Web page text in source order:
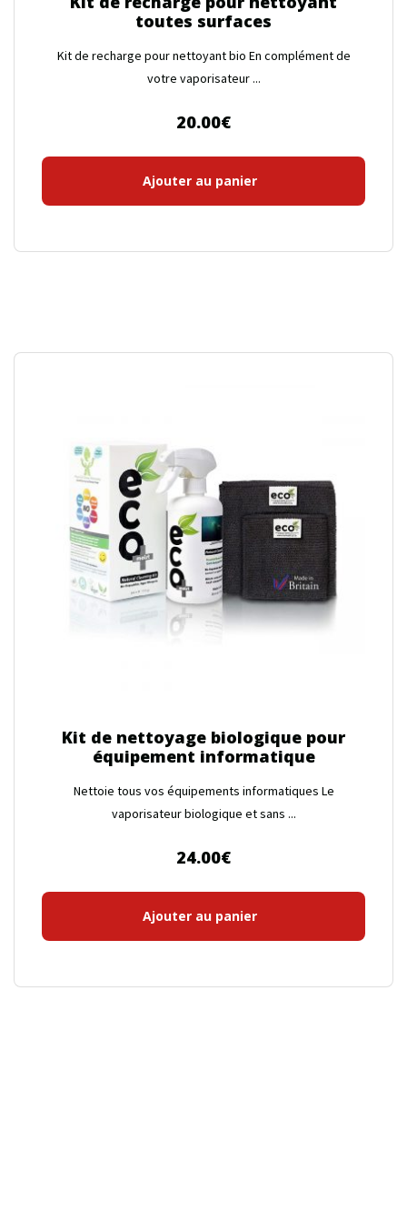
toutes surfaces
Kit de recharge pour nettoyant bio En complément de
votre vaporisateur ...
20.00€
Ajouter au panier
Kit de nettoyage biologique pour
équipement informatique
Nettoie tous vos équipements informatiques Le
vaporisateur biologique et sans ...
24.00€
Ajouter au panier